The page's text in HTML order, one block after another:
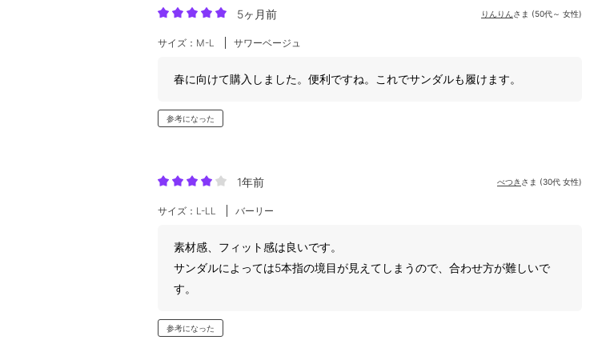
5ヶ月前 りんりん さま (50代～ 女性)
サイズ：M-L サワーベージュ
春に向けて購入しました。便利ですね。これでサンダルも履けます。
参考になった
1年前 べつき さま (30代 女性)
サイズ：L-LL バーリー
素材感、フィット感は良いです。
サンダルによっては5本指の境目が見えてしまうので、合わせ方が難しいで
す。
参考になった